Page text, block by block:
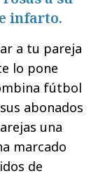
infarto.
a tu pareja
lo pone
fútbol
abonados
una
marcado
de